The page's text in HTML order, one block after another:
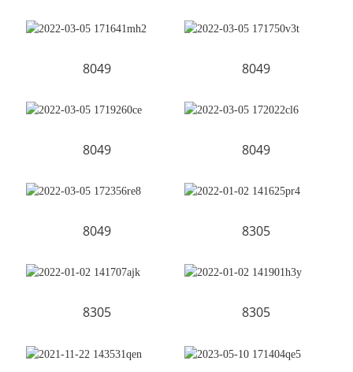
8049 8049
8049 8049
8049 8305
8305 8305